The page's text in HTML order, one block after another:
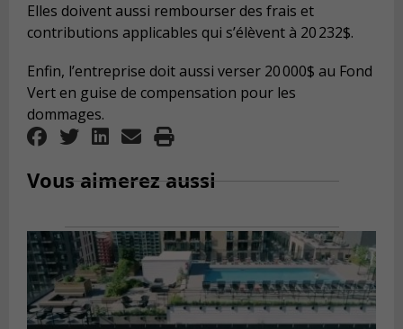
Elles doivent aussi rembourser des frais et
contributions applicables qui s’élèvent à 20 232$.
Enfin, l’entreprise doit aussi verser 20 000$ au Fond
Vert en guise de compensation pour les
dommages.
Vous aimerez aussi